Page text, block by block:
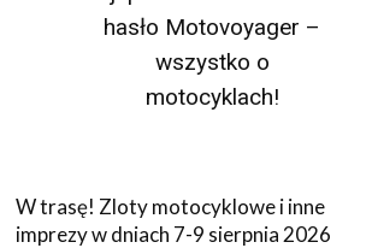
hasło Motovoyager –
wszystko o
motocyklach!
W trasę! Zloty motocyklowe i inne
imprezy w dniach 7-9 sierpnia 2026